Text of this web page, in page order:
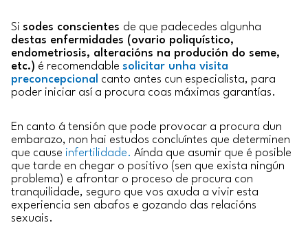
Si sodes conscientes de que padecedes algunha
destas enfermidades (ovario poliquístico,
endometriosis, alteracións na produción do seme,
etc.) é recomendable solicitar unha visita
preconcepcional canto antes cun especialista, para
poder iniciar así a procura coas máximas garantías.
En canto á tensión que pode provocar a procura dun
embarazo, non hai estudos concluíntes que determinen
que cause infertilidade. Aínda que asumir que é posible
que tarde en chegar o positivo (sen que exista ningún
problema) e afrontar o proceso de procura con
tranquilidade, seguro que vos axuda a vivir esta
experiencia sen abafos e gozando das relacións
sexuais.